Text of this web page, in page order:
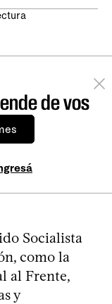
de vos
Socialista
como la
al Frente,
y